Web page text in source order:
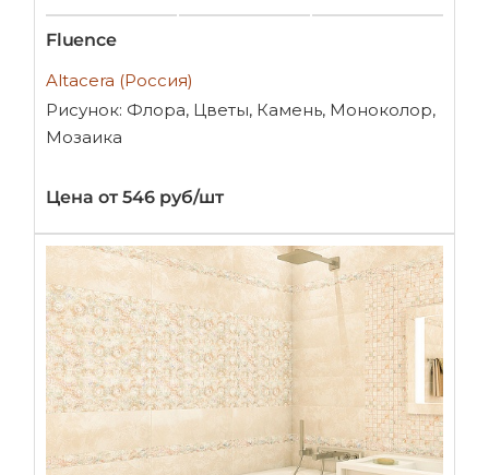
Fluence
Altacera (Россия)
Рисунок: Флора, Цветы, Камень, Моноколор,
Мозаика
Цена от 546 руб/шт